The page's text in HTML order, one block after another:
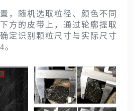
，随机选取粒径、颜色不同
方的皮带上，通过轮廓提取
定识别颗粒尺寸与实际尺寸